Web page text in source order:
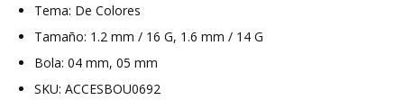
Tema: De Colores
Tamaño: 1.2 mm / 16 G, 1.6 mm / 14 G
Bola: 04 mm, 05 mm
SKU: ACCESBOU0692